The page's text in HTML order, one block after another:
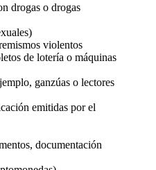
drogas o drogas
violentos
de lotería o máquinas
ganzúas o lectores
emitidas por el
documentación